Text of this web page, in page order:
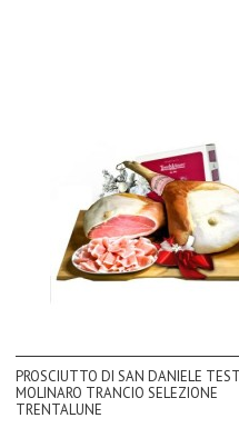
PROSCIUTTO DI SAN DANIELE
MOLINARO TRANCIO SELEZIONE
TRENTALUNE